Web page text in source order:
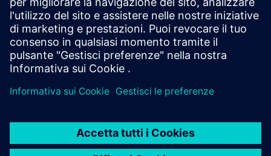
Prerequisiti
Titolare del trattamento Sinumerik